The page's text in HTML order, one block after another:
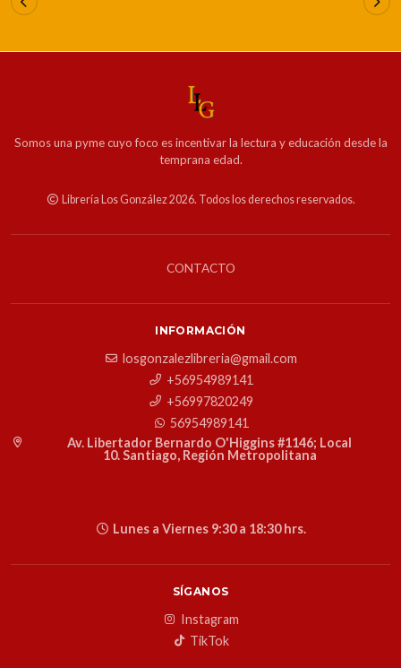
Somos una pyme cuyo foco es incentivar la lectura y educación desde la
temprana edad.
Librería Los González 2026. Todos los derechos reservados.
CONTACTO
INFORMACIÓN
losgonzalezlibreria@gmail.com
+56954989141
+56997820249
56954989141
Av. Libertador Bernardo O'Higgins #1146; Local
10. Santiago, Región Metropolitana
Lunes a Viernes 9:30 a 18:30 hrs.
SÍGANOS
Instagram
TikTok